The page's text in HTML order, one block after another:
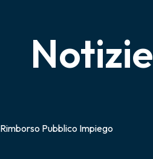
Notizie
Rimborso Pubblico Impiego